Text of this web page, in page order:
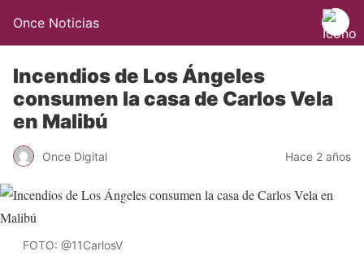
Once Noticias
Incendios de Los Ángeles
consumen la casa de Carlos Vela
en Malibú
Once Digital Hace 2 años
FOTO: @11CarlosV